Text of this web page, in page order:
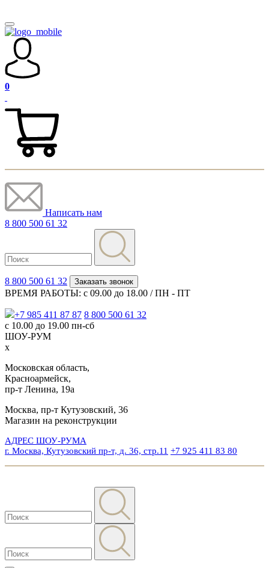
0
Написать нам
8 800 500 61 32
8 800 500 61 32 Заказать звонок
ВРЕМЯ РАБОТЫ: с 09.00 до 18.00 / ПН - ПТ
+7 985 411 87 87 8 800 500 61 32
с 10.00 до 19.00 пн-сб
ШОУ-РУМ
x
Московская область,
Красноармейск,
пр-т Ленина, 19а
Москва, пр-т Кутузовский, 36
Магазин на реконструкции
АДРЕС ШОУ-РУМА
г. Москва, Кутузовский пр-т, д. 36, стр.11 +7 925 411 83 80